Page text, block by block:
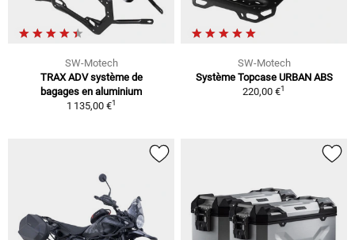
SW-Motech
TRAX ADV système de
bagages en aluminium
1 135,00 €1
SW-Motech
Système Topcase URBAN ABS
220,00 €1